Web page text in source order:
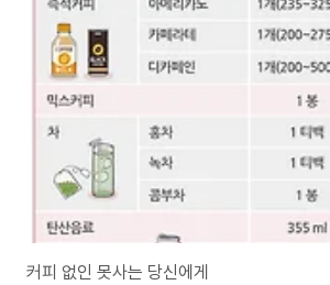
커피 없인 못사는 당신에게